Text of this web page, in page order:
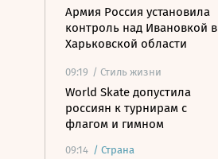
Армия Россия установила
контроль над Ивановкой в
Харьковской области
09:19 / Стиль жизни
World Skate допустила
россиян к турнирам с
флагом и гимном
09:14 / Страна